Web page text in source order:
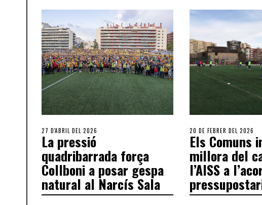
27 D'ABRIL DEL 2026
La pressió
quadribarrada força
Collboni a posar gespa
natural al Narcís Sala
20 DE FEBRER DEL 2026
Els Comuns
millora del
l’AISS a